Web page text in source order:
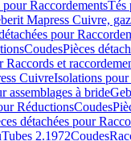
pour RaccordementsTés
Mapress Cuivre, gaz
pour
CoudesPièces
Raccords et
CuivreIsolations pour
assemblages à bride
RéductionsCoudes
détachées pour
Tubes 2.1972Coudes